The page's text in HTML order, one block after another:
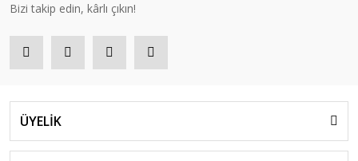
Bizi takip edin, kârlı çıkın!
ÜYELİK